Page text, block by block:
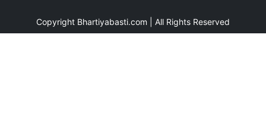
Copyright Bhartiyabasti.com | All Rights Reserved